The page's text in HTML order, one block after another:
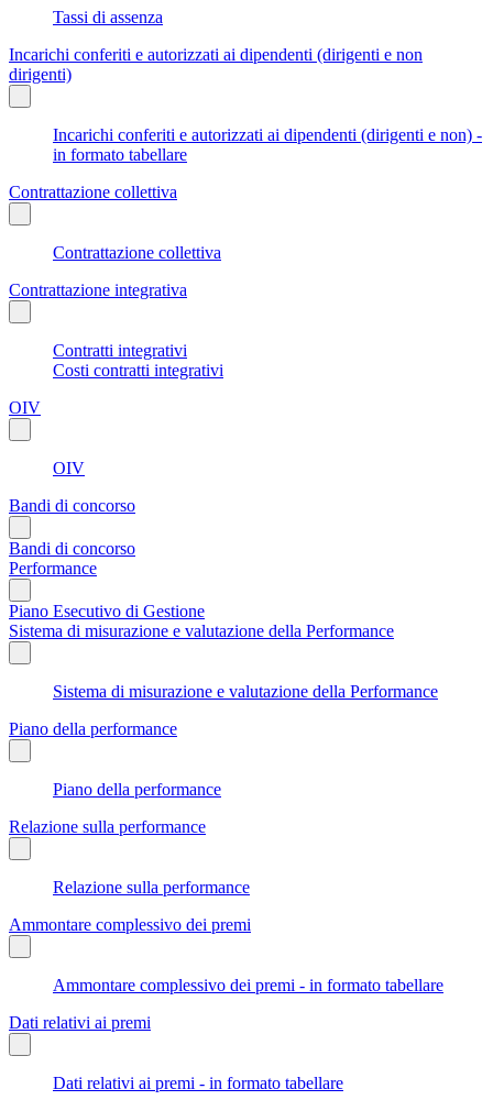
Tassi di assenza
Incarichi conferiti e autorizzati ai dipendenti (dirigenti e non
dirigenti)
Incarichi conferiti e autorizzati ai dipendenti (dirigenti e non) -
in formato tabellare
Contrattazione collettiva
Contrattazione collettiva
Contrattazione integrativa
Contratti integrativi
Costi contratti integrativi
OIV
OIV
Bandi di concorso
Bandi di concorso
Performance
Piano Esecutivo di Gestione
Sistema di misurazione e valutazione della Performance
Sistema di misurazione e valutazione della Performance
Piano della performance
Piano della performance
Relazione sulla performance
Relazione sulla performance
Ammontare complessivo dei premi
Ammontare complessivo dei premi - in formato tabellare
Dati relativi ai premi
Dati relativi ai premi - in formato tabellare